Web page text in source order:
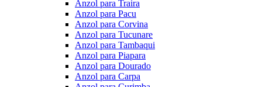
Anzol para Traira
Anzol para Pacu
Anzol para Corvina
Anzol para Tucunare
Anzol para Tambaqui
Anzol para Piapara
Anzol para Dourado
Anzol para Carpa